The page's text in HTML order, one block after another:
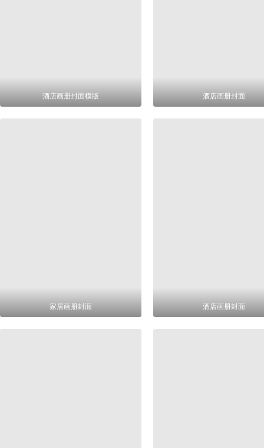
酒店画册封面模版 酒店画册封面
家居画册封面 酒店画册封面